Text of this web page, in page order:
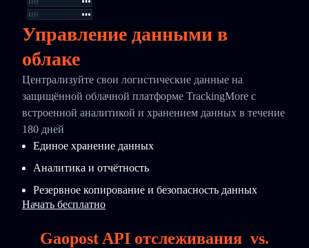
Управление данными в
облаке
Централизуйте свои логистические данные на
защищённой облачной платформе TrackingMore с
встроенной аналитикой и хранением данных в течение
180 дней
Единое хранение данных
Аналитика и отчётность
Резервное копирование и безопасность данных
Начать бесплатно
Gaopost API отслеживания vs.